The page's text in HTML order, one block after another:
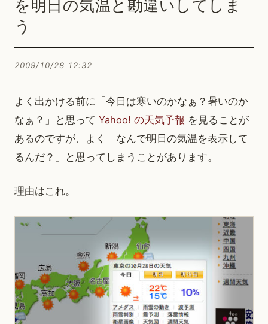
を明日の気温と勘違いしてしま
う
2009/10/28 12:32
よく出かける前に「今日は寒いのかなぁ？暑いのか
なぁ？」と思って Yahoo! の天気予報 を見ることが
あるのですが、よく「なんで明日の気温を表示して
るんだ？」と思ってしまうことがあります。
理由はこれ。